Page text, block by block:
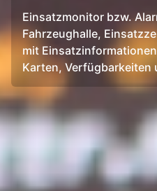
Einsatzmonitor bzw.
Fahrzeughalle,
mit
Karten, Verfügbarkeiten